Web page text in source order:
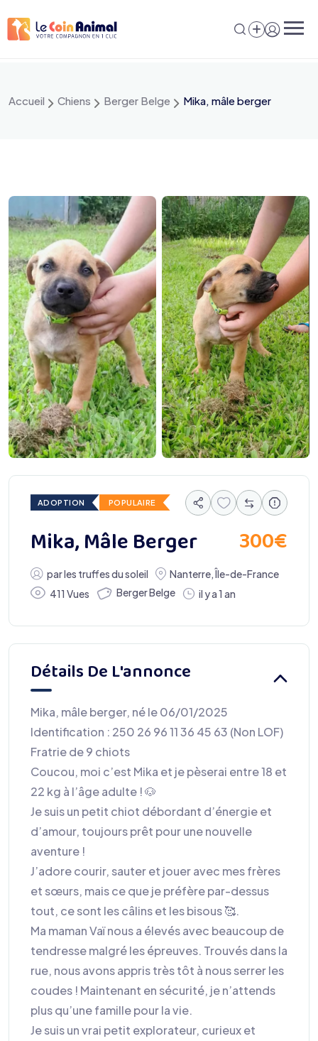
au
Accueil Chiens Berger Belge Mika, mâle berger
ADOPTION POPULAIRE
Mika, Mâle Berger 300€
parles truffes du soleil Nanterre,Île-de-France
411 Vues
Berger Belge il y a 1 an
Détails De L'annonce
Mika, mâle berger, né le 06/01/2025
Identification : 250 26 96 11 36 45 63 (Non LOF)
Fratrie de 9 chiots
Coucou, moi c’est Mika et je pèserai entre 18 et
22 kg à l’âge adulte ! 🐶
Je suis un petit chiot débordant d’énergie et
d’amour, toujours prêt pour une nouvelle
aventure !
J’adore courir, sauter et jouer avec mes frères
et sœurs, mais ce que je préfère par-dessus
tout, ce sont les câlins et les bisous 🥰.
Ma maman Vaï nous a élevés avec beaucoup de
tendresse malgré les épreuves. Trouvés dans la
rue, nous avons appris très tôt à nous serrer les
coudes ! Maintenant en sécurité, je n’attends
plus qu’une famille pour la vie.
Je suis un vrai petit explorateur, curieux et